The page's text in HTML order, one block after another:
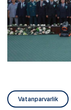
Vatanparvarlik